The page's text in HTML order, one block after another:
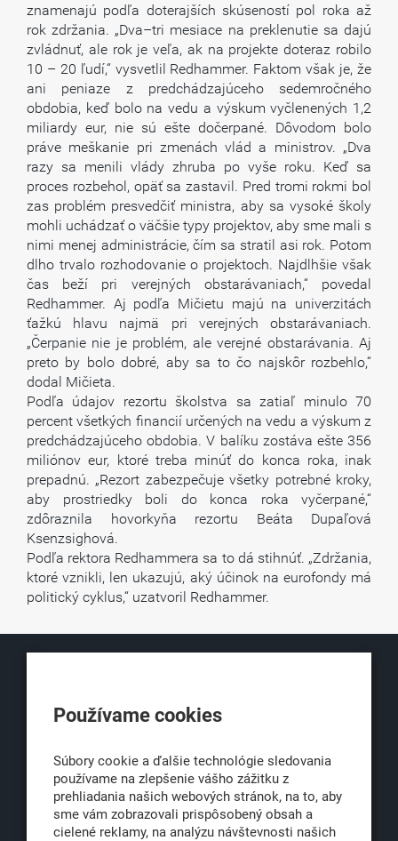
znamenajú podľa doterajších skúseností pol roka až
rok zdržania. „Dva–tri mesiace na preklenutie sa dajú
zvládnuť, ale rok je veľa, ak na projekte doteraz robilo
10 – 20 ľudí,“ vysvetlil Redhammer. Faktom však je, že
ani peniaze z predchádzajúceho sedemročného
obdobia, keď bolo na vedu a výskum vyčlenených 1,2
miliardy eur, nie sú ešte dočerpané. Dôvodom bolo
práve meškanie pri zmenách vlád a ministrov. „Dva
razy sa menili vlády zhruba po vyše roku. Keď sa
proces rozbehol, opäť sa zastavil. Pred tromi rokmi bol
zas problém presvedčiť ministra, aby sa vysoké školy
mohli uchádzať o väčšie typy projektov, aby sme mali s
nimi menej administrácie, čím sa stratil asi rok. Potom
dlho trvalo rozhodovanie o projektoch. Najdlhšie však
čas beží pri verejných obstarávaniach,“ povedal
Redhammer. Aj podľa Mičietu majú na univerzitách
ťažkú hlavu najmä pri verejných obstarávaniach.
„Čerpanie nie je problém, ale verejné obstarávania. Aj
preto by bolo dobré, aby sa to čo najskôr rozbehlo,“
dodal Mičieta.
Podľa údajov rezortu školstva sa zatiaľ minulo 70
percent všetkých financií určených na vedu a výskum z
predchádzajúceho obdobia. V balíku zostáva ešte 356
miliónov eur, ktoré treba minúť do konca roka, inak
prepadnú. „Rezort zabezpečuje všetky potrebné kroky,
aby prostriedky boli do konca roka vyčerpané,“
zdôraznila hovorkyňa rezortu Beáta Dupaľová
Ksenzsighová.
Podľa rektora Redhammera sa to dá stihnúť. „Zdržania,
ktoré vznikli, len ukazujú, aký účinok na eurofondy má
politický cyklus,“ uzatvoril Redhammer.
Obchodná 6
office@klub500.sk
Používame cookies
Súbory cookie a ďalšie technológie sledovania
používame na zlepšenie vášho zážitku z
prehliadania našich webových stránok, na to, aby
sme vám zobrazovali prispôsobený obsah a
cielené reklamy, na analýzu návštevnosti našich